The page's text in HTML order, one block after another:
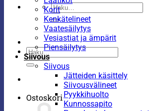
Etsi:
Etsi:
Ostoskori
Korit
Kenkätelineet
Vaatesäilytys
Vesiastiat ja ämpärit
Piensäilytys
Siivous
Siivous
Jätteiden käsittely
Siivousvälineet
Pyykkihuolto
Kunnossapito